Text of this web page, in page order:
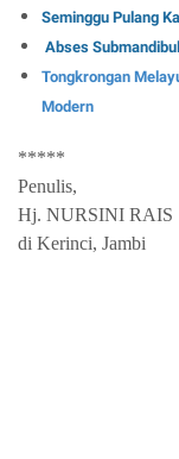
Seminggu Pulang
Abses
Tongkrongan
Modern
*****
Penulis,
Hj. NURSINI RAIS
di Kerinci, Jambi